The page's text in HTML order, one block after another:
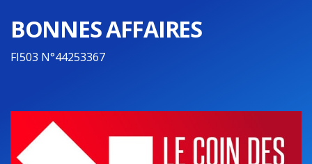
BONNES AFFAIRES
FI503 N°44253367